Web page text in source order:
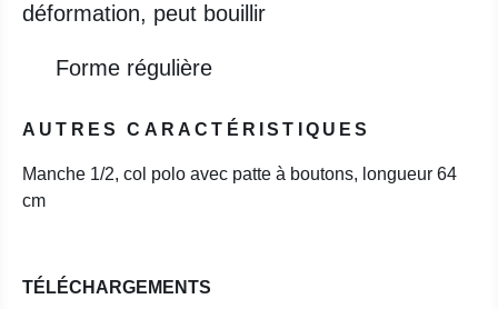
déformation, peut bouillir
Forme régulière
AUTRES CARACTÉRISTIQUES
Manche 1/2, col polo avec patte à boutons, longueur 64
cm
TÉLÉCHARGEMENTS